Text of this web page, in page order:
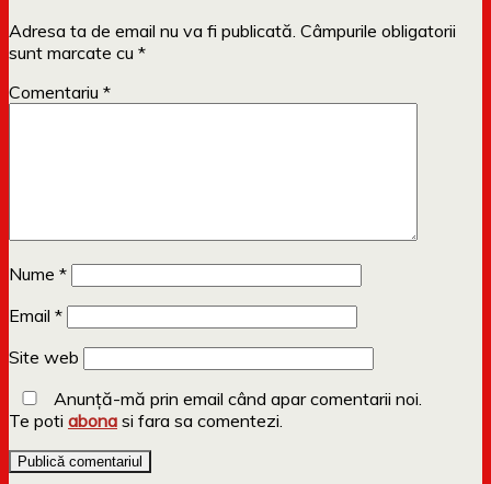
Adresa ta de email nu va fi publicată. Câmpurile obligatorii
sunt marcate cu *
Comentariu *
Nume *
Email *
Site web
Anunță-mă prin email când apar comentarii noi.
Te poti abona si fara sa comentezi.